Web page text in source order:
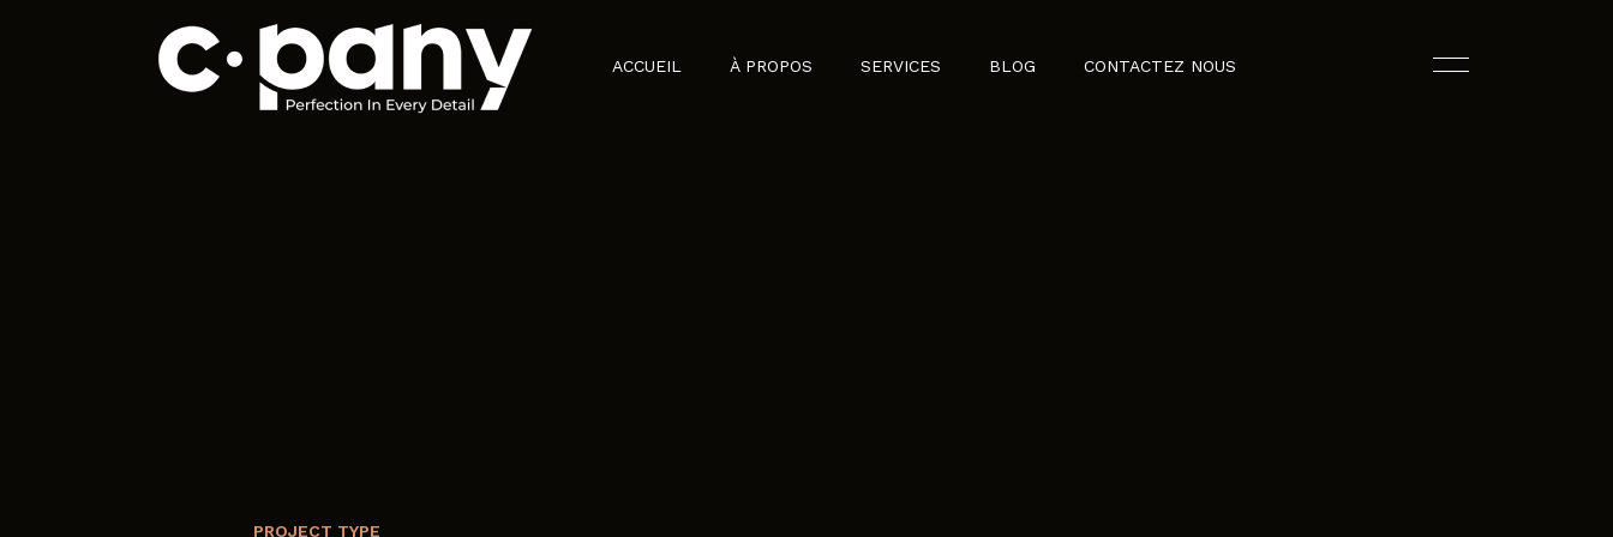
ACCUEIL À PROPOS SERVICES BLOG CONTACTEZ NOUS
PROJECT TYPE